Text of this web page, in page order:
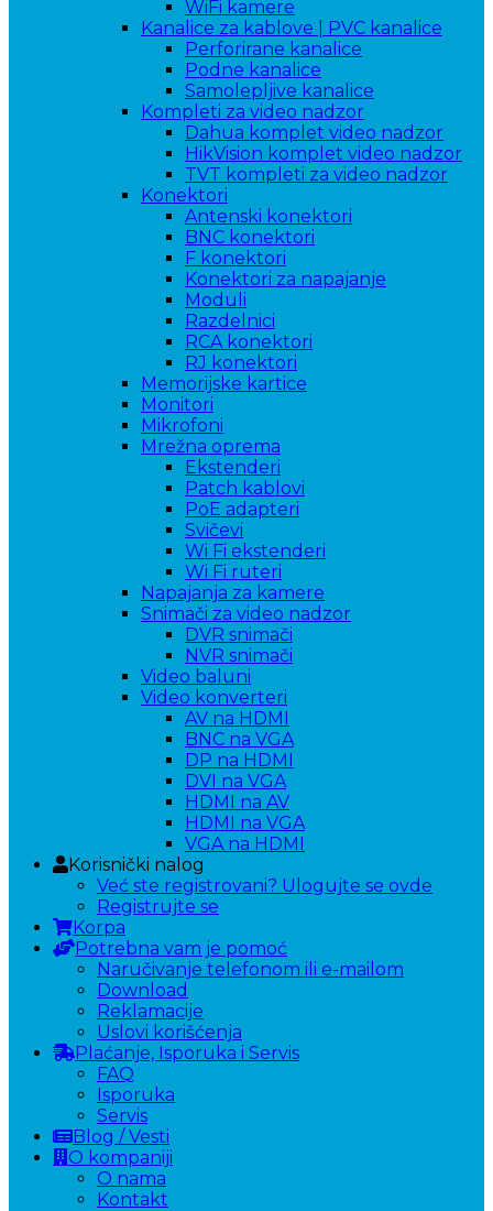
WiFi kamere
Kanalice za kablove | PVC kanalice
Perforirane kanalice
Podne kanalice
Samolepljive kanalice
Kompleti za video nadzor
Dahua komplet video nadzor
HikVision komplet video nadzor
TVT kompleti za video nadzor
Konektori
Antenski konektori
BNC konektori
F konektori
Konektori za napajanje
Moduli
Razdelnici
RCA konektori
RJ konektori
Memorijske kartice
Monitori
Mikrofoni
Mrežna oprema
Ekstenderi
Patch kablovi
PoE adapteri
Svičevi
Wi Fi ekstenderi
Wi Fi ruteri
Napajanja za kamere
Snimači za video nadzor
DVR snimači
NVR snimači
Video baluni
Video konverteri
AV na HDMI
BNC na VGA
DP na HDMI
DVI na VGA
HDMI na AV
HDMI na VGA
VGA na HDMI
Korisnički nalog
Već ste registrovani? Ulogujte se ovde
Registrujte se
Korpa
Potrebna vam je pomoć
Naručivanje telefonom ili e-mailom
Download
Reklamacije
Uslovi korišćenja
Plaćanje, Isporuka i Servis
FAQ
Isporuka
Servis
Blog / Vesti
O kompaniji
O nama
Kontakt